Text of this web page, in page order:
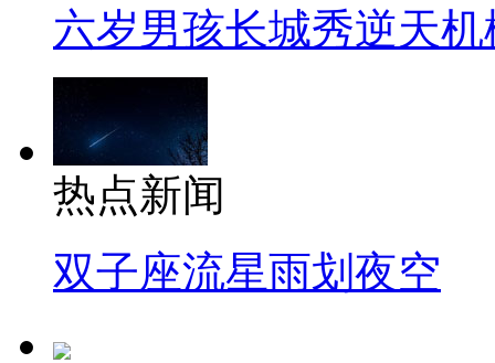
六岁男孩长城秀逆天机
热点新闻
双子座流星雨划夜空